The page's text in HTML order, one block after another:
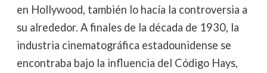
en Hollywood, también lo hacía la controversia a
su alrededor. A finales de la década de 1930, la
industria cinematográfica estadounidense se
encontraba bajo la influencia del Código Hays,